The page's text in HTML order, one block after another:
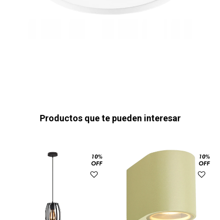
Productos que te pueden interesar